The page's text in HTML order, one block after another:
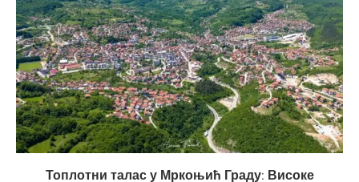
Топлотни талас у Мркоњић Граду: Високе